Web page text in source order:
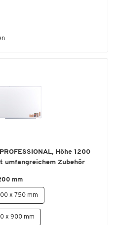
Höhe 1200
umfangreichem Zubehör
mm
x 750 mm
x 900 mm